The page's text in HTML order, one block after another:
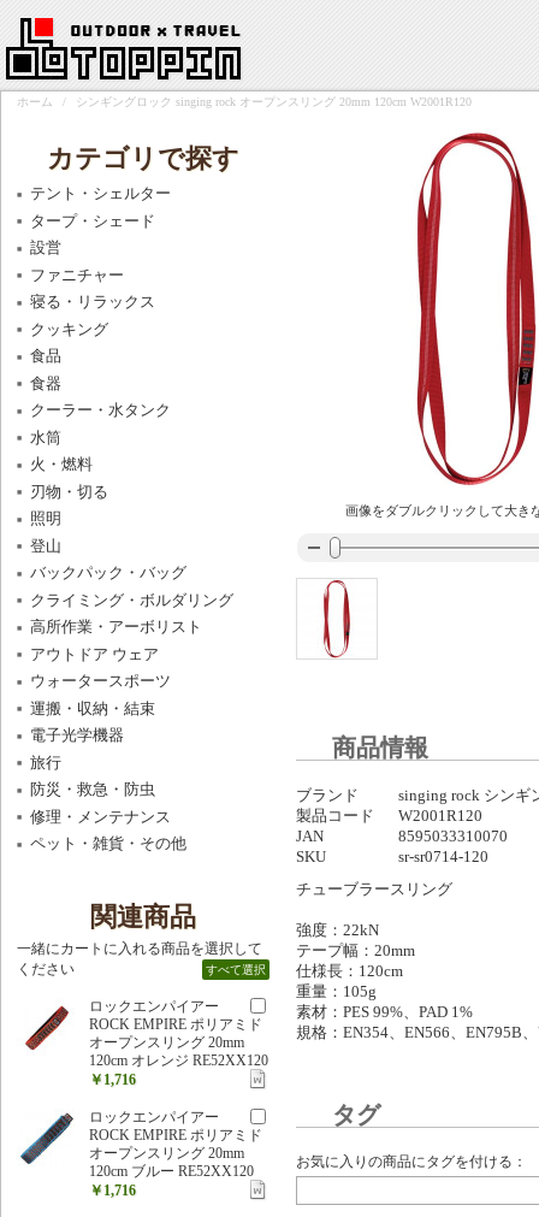
ホーム / シンギングロック singing rock オープンスリング 20mm 120cm W2001R120
画像をダブルクリックして大き
商品情報
ブランド
singing rock シンギ
製品コード
W2001R120
JAN
8595033310070
SKU
sr-sr0714-120
チューブラースリング
強度：22kN
テープ幅：20mm
仕様長：120cm
重量：105g
素材：PES 99%、PAD 1%
規格：EN354、EN566、EN795B
タグ
お気に入りの商品にタグを付ける：
カテゴリで探す
テント・シェルター
タープ・シェード
設営
ファニチャー
寝る・リラックス
クッキング
食品
食器
クーラー・水タンク
水筒
火・燃料
刃物・切る
照明
登山
バックパック・バッグ
クライミング・ボルダリング
高所作業・アーボリスト
アウトドア ウェア
ウォータースポーツ
運搬・収納・結束
電子光学機器
旅行
防災・救急・防虫
修理・メンテナンス
ペット・雑貨・その他
関連商品
一緒にカートに入れる商品を選択して
ください
すべて選択
ロックエンパイアー
ROCK EMPIRE ポリアミド
オープンスリング 20mm
120cm オレンジ RE52XX120
￥1,716
ロックエンパイアー
ROCK EMPIRE ポリアミド
オープンスリング 20mm
120cm ブルー RE52XX120
￥1,716